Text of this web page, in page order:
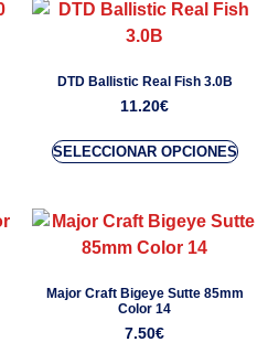
DTD Ballistic Real Fish 3.0B
11.20€
SELECCIONAR OPCIONES
Major Craft Bigeye Sutte 85mm
Color 14
7.50€